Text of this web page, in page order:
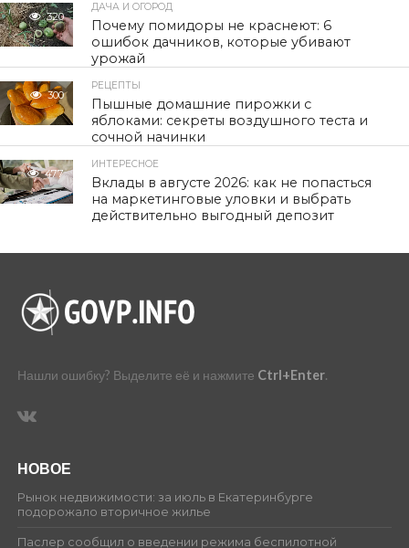
320
ДАЧА И ОГОРОД
Почему помидоры не краснеют: 6
ошибок дачников, которые убивают
урожай
300
РЕЦЕПТЫ
Пышные домашние пирожки с
яблоками: секреты воздушного теста и
сочной начинки
477
ИНТЕРЕСНОЕ
Вклады в августе 2026: как не попасться
на маркетинговые уловки и выбрать
действительно выгодный депозит
Нашли ошибку? Выделите её и нажмите Ctrl+Enter.
НОВОЕ
Рынок недвижимости: за июль в Екатеринбурге
подорожало вторичное жилье
Паслер сообщил о введении режима беспилотной